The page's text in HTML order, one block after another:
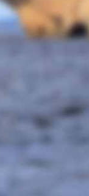
gouvernement
du